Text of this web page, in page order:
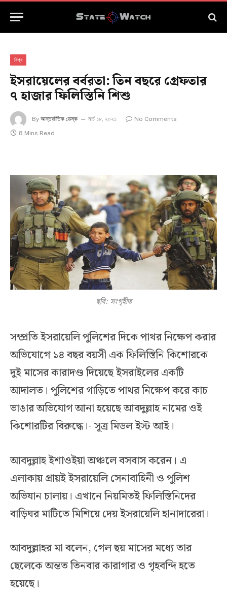
বিশ্ব
ইসরায়েলের বর্বরতা: তিন বছরে গ্রেফতার
৭ হাজার ফিলিস্তিনি শিশু
By আন্তর্জাতিক ডেস্ক মার্চ ১৮, ২০২১
No Comments
8 Mins Read
ছবি: সংগৃহীত
সম্প্রতি ইসরায়েলি পুলিশের দিকে পাথর নিক্ষেপ করার
অভিযোগে ১৪ বছর বয়সী এক ফিলিস্তিনি কিশোরকে
দুই মাসের কারাদণ্ড দিয়েছে ইসরাইলের একটি
আদালত। পুলিশের গাড়িতে পাথর নিক্ষেপ করে কাচ
ভাঙার অভিযোগ আনা হয়েছে আবদুল্লাহ নামের ওই
কিশোরটির বিরুদ্ধে।- সূত্র মিডল ইস্ট আই।
আবদুল্লাহ ইশাওইয়া অঞ্চলে বসবাস করেন। এ
এলাকায় প্রায়ই ইসরায়েলি সেনাবাহিনী ও পুলিশ
অভিযান চালায়। এখানে নিয়মিতই ফিলিস্তিনিদের
বাড়িঘর মাটিতে মিশিয়ে দেয় ইসরায়েলি হানাদারেরা।
আবদুল্লাহর মা বলেন, গেল ছয় মাসের মধ্যে তার
ছেলেকে অন্তত তিনবার কারাগার ও গৃহবন্দি হতে
হয়েছে।